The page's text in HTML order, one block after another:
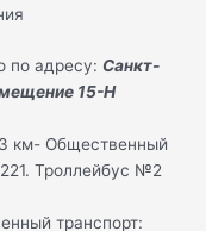
по адресу: Санкт-
15-Н
км- Общественный
Троллейбус №2
транспорт: